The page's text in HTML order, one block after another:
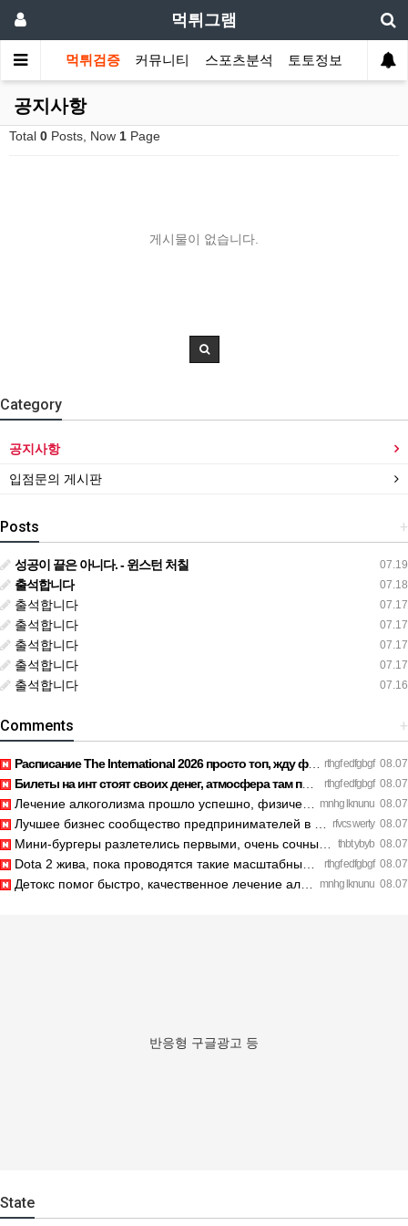
먹튀그램
먹튀검증 커뮤니티 스포츠분석 토토정보
공지사항
Total 0 Posts, Now 1 Page
게시물이 없습니다.
Category
공지사항
입점문의 게시판
+
Posts
07.19
성공이 끝은 아니다. - 윈스턴 처칠
07.18
출석합니다
07.17
출석합니다
07.17
출석합니다
07.17
출석합니다
07.17
출석합니다
07.16
출석합니다
+
Comments
rthgf edfgbgf 08.07
Расписание The International 2026 просто топ, жду финал! htt…
rthgf edfgbgf 08.07
Билеты на инт стоят своих денег, атмосфера там просто непере…
mnhg lknunu 08.07
Лечение алкоголизма прошло успешно, физической тяги больше н…
rfvcs werty 08.07
Лучшее бизнес сообщество предпринимателей в Санкт-Петербурге…
thbt ybyb 08.07
Мини-бургеры разлетелись первыми, очень сочные. https://inte…
rthgf edfgbgf 08.07
Dota 2 жива, пока проводятся такие масштабные турниры. https…
mnhg lknunu 08.07
Детокс помог быстро, качественное лечение алкоголизма Санкт-…
반응형 구글광고 등
State